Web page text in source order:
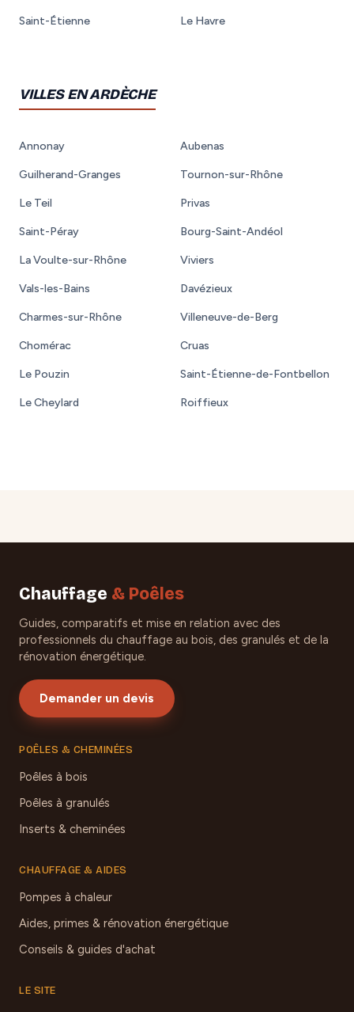
Saint-Étienne Le Havre
VILLES EN ARDÈCHE
Annonay Aubenas
Guilherand-Granges Tournon-sur-Rhône
Le Teil Privas
Saint-Péray Bourg-Saint-Andéol
La Voulte-sur-Rhône Viviers
Vals-les-Bains Davézieux
Charmes-sur-Rhône Villeneuve-de-Berg
Chomérac Cruas
Le Pouzin Saint-Étienne-de-Fontbellon
Le Cheylard Roiffieux
Chauffage & Poêles
Guides, comparatifs et mise en relation avec des
professionnels du chauffage au bois, des granulés et de la
rénovation énergétique.
Demander un devis
POÊLES & CHEMINÉES
Poêles à bois
Poêles à granulés
Inserts & cheminées
CHAUFFAGE & AIDES
Pompes à chaleur
Aides, primes & rénovation énergétique
Conseils & guides d'achat
LE SITE